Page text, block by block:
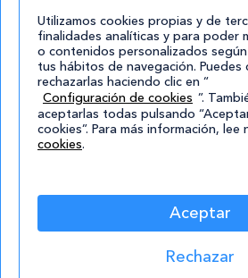
Redes
Aviso Legal|Política de privacidad
Sitio
Utilizamos cookies propias y de
finalidades analíticas y para poder
o contenidos personalizados
tus hábitos de navegación. Puedes
rechazarlas haciendo clic en “
Configuración de cookies ”.
aceptarlas todas pulsando
cookies”. Para más información, lee
cookies.
Aceptar
Rechazar